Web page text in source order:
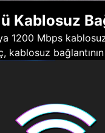
Kablosuz
1200 Mbps
kablosuz